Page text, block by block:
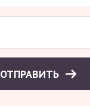
ОТПРАВИТЬ